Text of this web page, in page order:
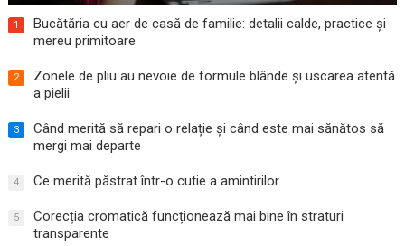
1
Bucătăria cu aer de casă de familie: detalii calde, practice și
mereu primitoare
2
Zonele de pliu au nevoie de formule blânde și uscarea atentă
a pielii
3
Când merită să repari o relație și când este mai sănătos să
mergi mai departe
4 Ce merită păstrat într-o cutie a amintirilor
5
Corecția cromatică funcționează mai bine în straturi
transparente